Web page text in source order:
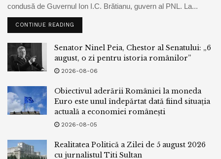
condusă de Guvernul Ion I.C. Brătianu, guvern al PNL. La...
CONTINUE READING
Senator Ninel Peia, Chestor al Senatului: „6
august, o zi pentru istoria românilor”
2026-08-06
Obiectivul aderării României la moneda
Euro este unul îndepărtat dată fiind situația
actuală a economiei românești
2026-08-05
Realitatea Politică a Zilei de 5 august 2026
cu jurnalistul Titi Sultan